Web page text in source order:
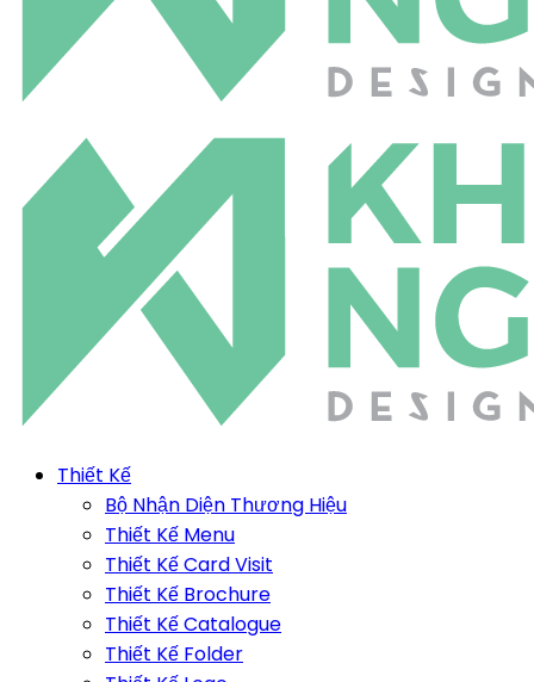
Thiết Kế
Bộ Nhận Diện Thương Hiệu
Thiết Kế Menu
Thiết Kế Card Visit
Thiết Kế Brochure
Thiết Kế Catalogue
Thiết Kế Folder